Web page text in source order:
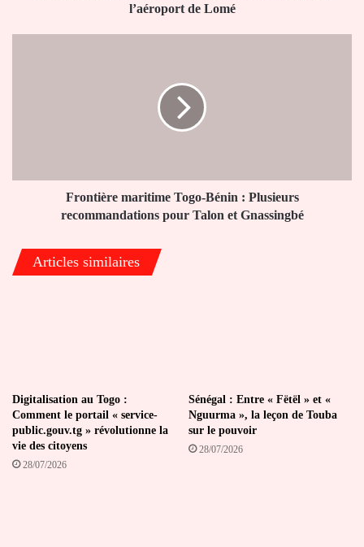
l’aéroport de Lomé
Talon
Gnassingbé
Frontière maritime Togo-Bénin : Plusieurs
recommandations pour Talon et Gnassingbé
Articles similaires
Digitalisation au Togo :
Comment le portail « service-
public.gouv.tg » révolutionne la
vie des citoyens
28/07/2026
Sénégal : Entre « Fëtël » et «
Nguurma », la leçon de Touba
sur le pouvoir
28/07/2026